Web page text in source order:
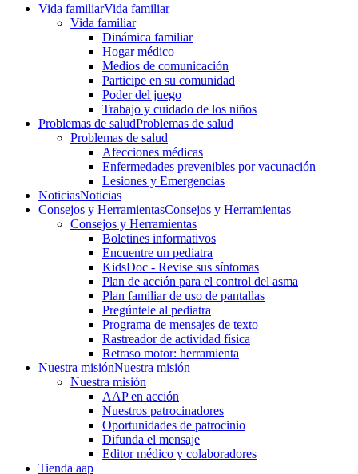
Vida familiarVida familiar
Vida familiar
Dinámica familiar
Hogar médico
Medios de comunicación
Participe en su comunidad
Poder del juego
Trabajo y cuidado de los niños
Problemas de saludProblemas de salud
Problemas de salud
Afecciones médicas
Enfermedades prevenibles por vacunación
Lesiones y Emergencias
NoticiasNoticias
Consejos y HerramientasConsejos y Herramientas
Consejos y Herramientas
Boletines informativos
Encuentre un pediatra
KidsDoc - Revise sus síntomas
Plan de acción para el control del asma
Plan familiar de uso de pantallas
Pregúntele al pediatra
Programa de mensajes de texto
Rastre​​ador de activida​d física
Retraso motor: herramienta
Nuestra misiónNuestra misión
Nuestra misión
AAP en acción
Nuestros patrocinadores
Oportunidades de patrocinio
Difunda el mensaje
Editor médico y colaboradores
Tienda aap